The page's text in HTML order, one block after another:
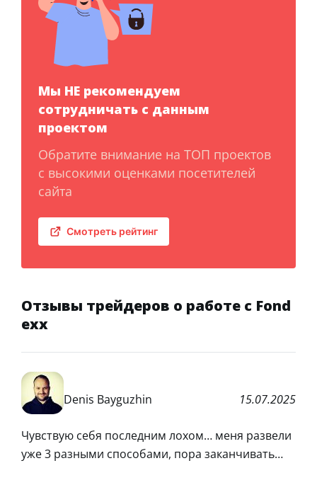
Мы НЕ рекомендуем
сотрудничать с данным
проектом
Обратите внимание на ТОП проектов
с высокими оценками посетителей
сайта
Смотреть рейтинг
Отзывы трейдеров о работе с Fond
exx
Denis Bayguzhin 15.07.2025
Чувствую себя последним лохом… меня развели
уже 3 разными способами, пора заканчивать…